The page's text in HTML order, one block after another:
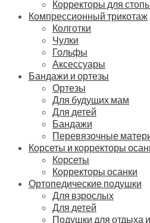
Корректоры для
Компрессионный трикотаж
Колготки
Чулки
Гольфы
Аксессуары
Бандажи и ортезы
Ортезы
Для будущих мам
Для детей
Бандажи
Перевязочные
Корсеты и корректоры
Корсеты
Корректоры осанки
Ортопедические подушки
Для взрослых
Для детей
Подушки для отдыха